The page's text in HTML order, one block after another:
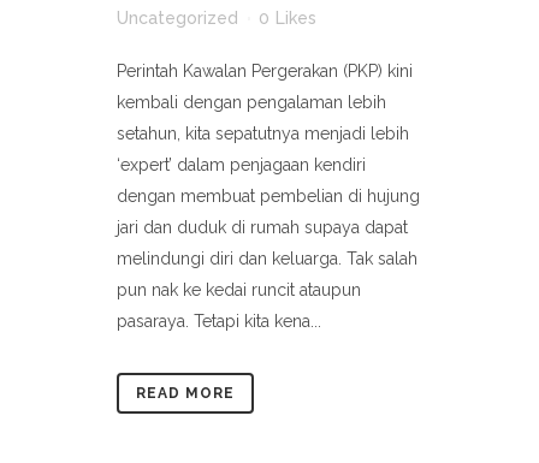
Uncategorized
0 Likes
Perintah Kawalan Pergerakan (PKP) kini
kembali dengan pengalaman lebih
setahun, kita sepatutnya menjadi lebih
‘expert’ dalam penjagaan kendiri
dengan membuat pembelian di hujung
jari dan duduk di rumah supaya dapat
melindungi diri dan keluarga. Tak salah
pun nak ke kedai runcit ataupun
pasaraya. Tetapi kita kena...
READ MORE